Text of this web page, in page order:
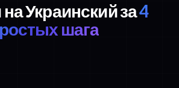
Украинский за4
шага